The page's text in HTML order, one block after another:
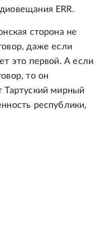
ERR.
сторона не
даже если
это первой. А если
то он
Тартуский мирный
республики,